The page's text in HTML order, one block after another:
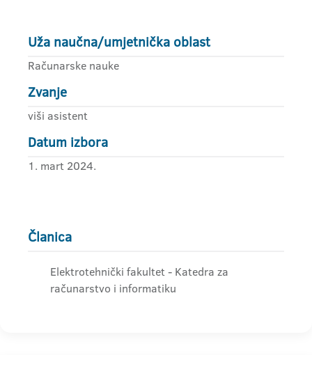
Uža naučna/umjetnička oblast
Računarske nauke
Zvanje
viši asistent
Datum izbora
1. mart 2024.
Članica
Elektrotehnički fakultet - Katedra za
računarstvo i informatiku